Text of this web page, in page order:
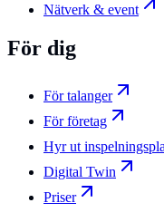
Nätverk & event
För dig
För talanger
För företag
Hyr ut
Digital Twin
Priser